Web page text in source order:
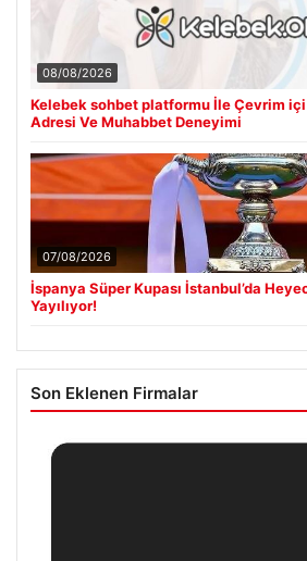
08/08/2026
Kelebek sohbet platformu İle Çevrim
Adresi Ve Muhabbet Deneyimi
07/08/2026
İspanya Süper Kupası İstanbul’da
Yayılıyor!
Son Eklenen Firmalar